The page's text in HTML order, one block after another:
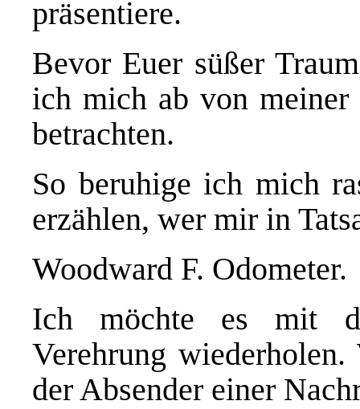
präsentiere.
Bevor Euer süßer
ich mich ab von
betrachten.
So beruhige ich mich
erzählen, wer mir in
Woodward F. Odometer.
Ich möchte es mit
Verehrung
der Absender einer